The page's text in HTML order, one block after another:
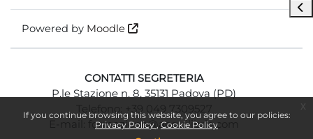
If you continue browsing this website, you agree to our policies:
Privacy Policy Cookie Policy
Powered by Moodle
CONTATTI SEGRETERIA
P.le Stazione n. 8, 35131 Padova (PD)
Telefono: +39 049 7309527
E-mail: formazione@aequilibria.com